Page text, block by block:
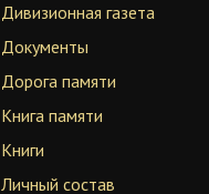
Дивизионная газета
Документы
Дорога памяти
Книга памяти
Книги
Личный состав